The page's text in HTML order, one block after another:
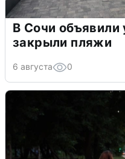
В Сочи объявили
закрыли пляжи
6 августа 0